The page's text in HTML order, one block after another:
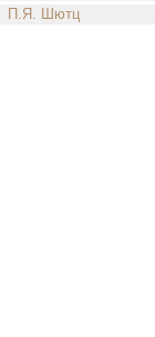
П.Я. Шютц